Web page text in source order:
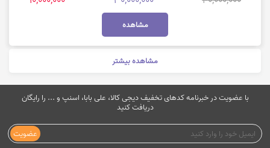
مشاهده
مشاهده بیشتر
با عضویت در خبرنامه کدهای تخفیف دیجی کالا، علی بابا، اسنپ و ... را رایگان
دریافت کنید
عضویت